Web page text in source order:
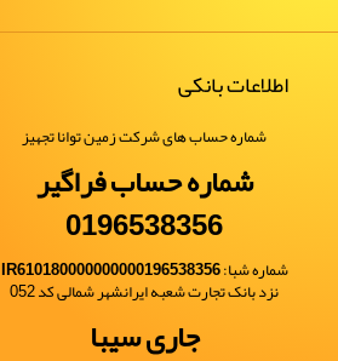
اطلاعات بانکی
شماره حساب های شرکت زمین توانا تجهیز
شماره حساب فراگیر
0196538356
شماره شبا:IR610180000000000196538356
نزد بانک تجارت شعبه ایرانشهر شمالی کد 052
جاری سیبا